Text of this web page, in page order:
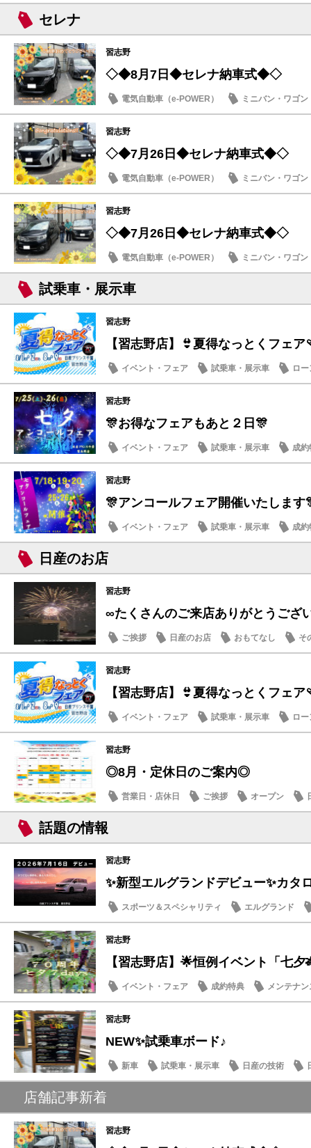
納車式
セレナ
習志野
◇◆8月7日◆セレナ納車式◆◇
電気自動車（e-POWER）
ミニバン・ワゴン
納車式
習志野
◇◆7月26日◆セレナ納車式◆◇
電気自動車（e-POWER）
ミニバン・ワゴン
納車式
習志野
◇◆7月26日◆セレナ納車式◆◇
電気自動車（e-POWER）
ミニバン・ワゴン
納車式
試乗車・展示車
習志野
【習志野店】👙夏得なっとくフェ
イベント・フェア 試乗車・展示車
ロー
日産のお店
習志野
🎊お得なフェアもあと２日🎊
イベント・フェア 試乗車・展示車
成約
メンテナンス商品
習志野
🎊アンコールフェア開催いたします
イベント・フェア 試乗車・展示車
成約
メンテナンス商品
日産のお店
習志野
∞たくさんのご来店ありがとうござ
ご挨拶 日産のお店 おもてなし そ
習志野
【習志野店】👙夏得なっとくフェ
イベント・フェア 試乗車・展示車
ロー
日産のお店
習志野
◎8月・定休日のご案内◎
営業日・店休日 ご挨拶 オープン
話題の情報
習志野
✨新型エルグランドデビュー✨カタ
スポーツ＆スペシャリティ
エルグランド
話題の情報
習志野
【習志野店】🌟恒例イベント「七
イベント・フェア 成約特典
メンテナ
話題の情報
習志野
NEW✨試乗車ボード♪
新車 試乗車・展示車 日産の技術
店舗記事新着
習志野